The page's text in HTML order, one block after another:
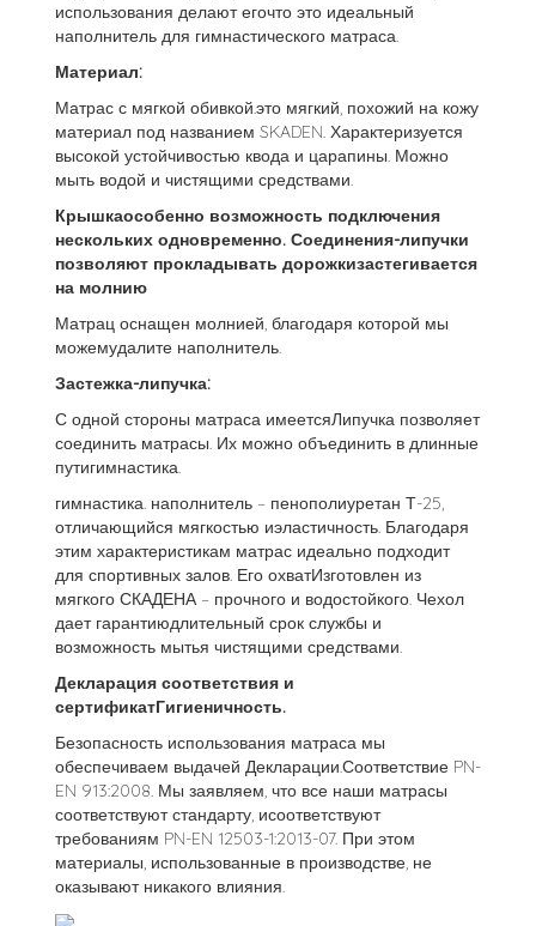
использования делают егочто это идеальный
наполнитель для гимнастического матраса.
Материал:
Матрас с мягкой обивкой.это мягкий, похожий на кожу
материал под названием SKADEN. Характеризуется
высокой устойчивостью квода и царапины. Можно
мыть водой и чистящими средствами.
Крышкаособенно возможность подключения
нескольких одновременно. Соединения-липучки
позволяют прокладывать дорожкизастегивается
на молнию
Матрац оснащен молнией, благодаря которой мы
можемудалите наполнитель.
Застежка-липучка:
С одной стороны матраса имеетсяЛипучка позволяет
соединить матрасы. Их можно объединить в длинные
путигимнастика.
гимнастика. наполнитель – пенополиуретан Т-25,
отличающийся мягкостью иэластичность. Благодаря
этим характеристикам матрас идеально подходит
для спортивных залов. Его охватИзготовлен из
мягкого СКАДЕНА – прочного и водостойкого. Чехол
дает гарантиюдлительный срок службы и
возможность мытья чистящими средствами.
Декларация соответствия и
сертификатГигиеничность.
Безопасность использования матраса мы
обеспечиваем выдачей Декларации.Соответствие PN-
EN 913:2008. Мы заявляем, что все наши матрасы
соответствуют стандарту, исоответствуют
требованиям PN-EN 12503-1:2013-07. При этом
материалы, использованные в производстве, не
оказывают никакого влияния.